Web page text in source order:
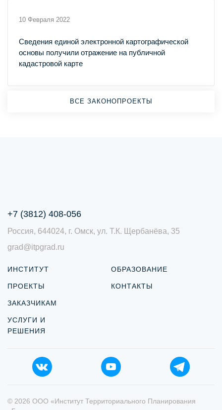
10 Февраля 2022
Сведения единой электронной картографической
основы получили отражение на публичной
кадастровой карте
ВСЕ ЗАКОНОПРОЕКТЫ
+7 (3812) 408-056
Россия, 644024, г. Омск, ул. Т.К. Щербанёва, 35
grad@itpgrad.ru
ИНСТИТУТ
ПРОЕКТЫ
ЗАКАЗЧИКАМ
УСЛУГИ И
РЕШЕНИЯ
ОБРАЗОВАНИЕ
КОНТАКТЫ
© 2026 ООО «Институт Территориального Планирования